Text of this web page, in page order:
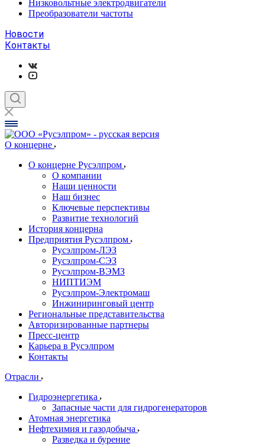
Низковольтные электродвигатели
Преобразователи частоты
Новости
Контакты
О концерне
О концерне Русэлпром
О компании
Наши ценности
Наш бизнес
Ключевые перспективы
Развитие технологий
История концерна
Предприятия Русэлпром
Русэлпром-ЛЭЗ
Русэлпром-СЭЗ
Русэлпром-ВЭМЗ
НИПТИЭМ
Русэлпром-Электромаш
Инжиниринговый центр
Региональные представительства
Авторизированные партнеры
Пресс-центр
Карьера в Русэлпром
Контакты
Отрасли
Гидроэнергетика
Запасные части для гидрогенераторов
Атомная энергетика
Нефтехимия и газодобыча
Разведка и бурение